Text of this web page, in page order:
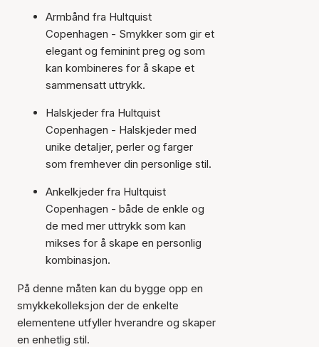
Armbånd fra Hultquist
Copenhagen - Smykker som gir et
elegant og feminint preg og som
kan kombineres for å skape et
sammensatt uttrykk.
Halskjeder fra Hultquist
Copenhagen - Halskjeder med
unike detaljer, perler og farger
som fremhever din personlige stil.
Ankelkjeder fra Hultquist
Copenhagen - både de enkle og
de med mer uttrykk som kan
mikses for å skape en personlig
kombinasjon.
På denne måten kan du bygge opp en
smykkekolleksjon der de enkelte
elementene utfyller hverandre og skaper
en enhetlig stil.